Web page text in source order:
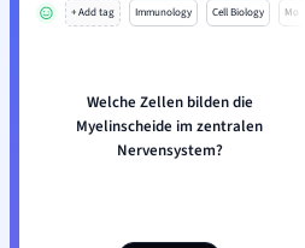
+ Add tag Immunology Cell Biology Mo
Welche Zellen bilden die
Myelinscheide im zentralen
Nervensystem?